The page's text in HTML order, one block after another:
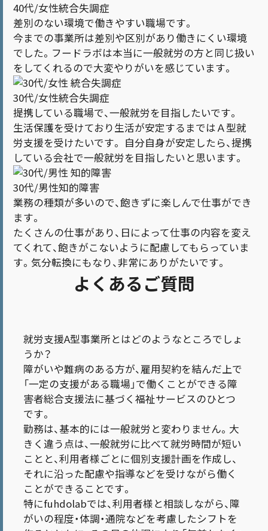
40代/女性統合失調症
差別のない環境で働きやすい職場です。
今までの事業所は差別や区別があり働きにくい環境
でした。フードラボは本当に一般就労の方と同じ扱い
をしてくれるので大変やりがいを感じています。
30代/女性統合失調症
提携している職場で、一般就労を目指したいです。
生活保護を受けており生活が安定するまではＡ型就
労支援を受けたいです。 自分自身が安定したら、提携
している会社で一般就労を目指したいと思います。
30代/男性知的障害
業務の種類が多いので、飽きずに楽しんで仕事ができ
ます。
たくさんの仕事があり、日によって仕事の内容を変え
てくれて、飽きがこないように配慮してもらっていま
す。気分転換にもなり、非常にありがたいです。
よくあるご質問
就労支援A型事業所とはどのようなところでしょ
うか？
障がいや難病のある方が、雇用契約を結んだ上で
「一定の支援がある職場」で働くことができる障
害者総合支援法に基づく福祉サービスのひとつ
です。
勤務は、基本的には一般就労と変わりません。大
きく違う点は、一般就労に比べて就労時間が短い
ことと、利用者様ごとに個別支援計画を作成し、
それに沿った配慮や指導などを受けながら働く
ことができることです。
特にfuhdolabでは、利用者様と相談しながら、障
がいの程度・体調・通院などを考慮したシフトを